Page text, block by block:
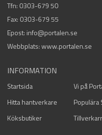
Tfn: 0303-679 50
Fax: 0303-679 55
Epost: info@portalen.se
Webbplats: www.portalen.se
INFORMATION
Startsida Vi på
Hitta hantverkare
Populära
Köksbutiker